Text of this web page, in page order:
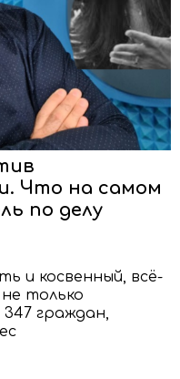
Что на самом
по делу
и косвенный, всё-
только
граждан,